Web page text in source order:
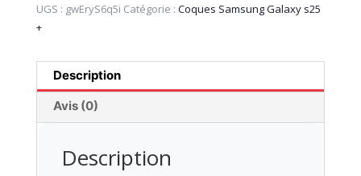
+
(plus)
Classic
Wallet
Cover
UGS : gwEryS6q5i Catégorie : Coques Samsung Galaxy s25
+
Description
Avis (0)
Description